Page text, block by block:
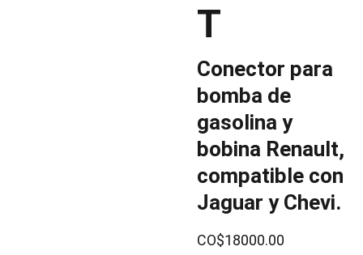
T
Conector para
bomba de
gasolina y
bobina Renault,
compatible con
Jaguar y Chevi.
CO$18000.00